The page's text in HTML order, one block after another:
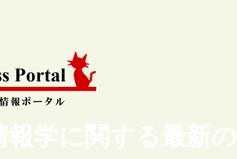
報学に関する最新